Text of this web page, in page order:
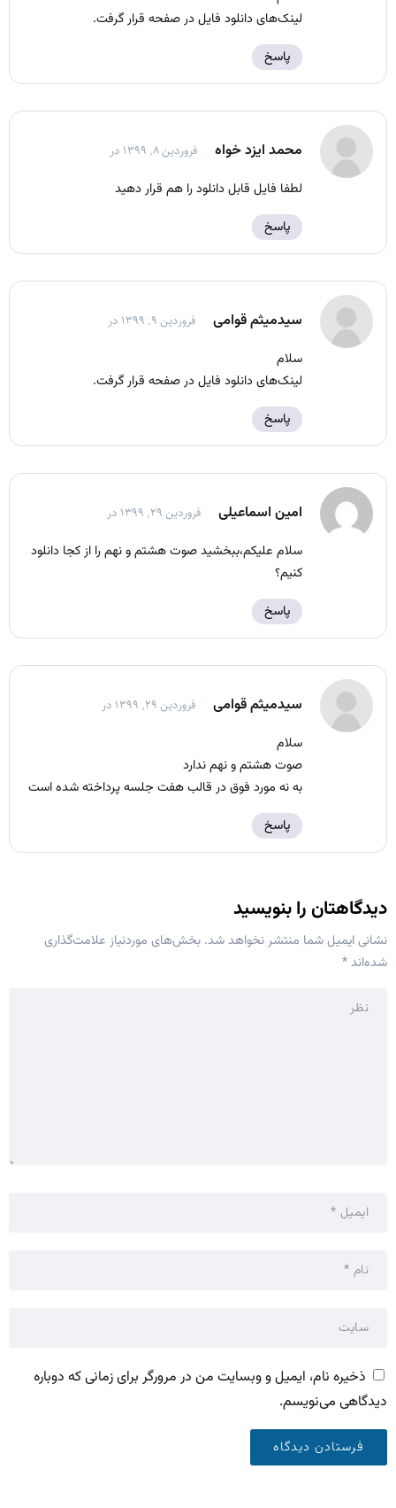
لینک‌های دانلود فایل در صفحه قرار گرفت.
پاسخ
محمد ایزد خواه
فروردین ۸, ۱۳۹۹ در
لطفا فایل قابل دانلود را هم قرار دهید
پاسخ
سیدمیثم قوامی
فروردین ۹, ۱۳۹۹ در
سلام
لینک‌های دانلود فایل در صفحه قرار گرفت.
پاسخ
امین اسماعیلی
فروردین ۲۹, ۱۳۹۹ در
سلام علیکم،ببخشید صوت هشتم و نهم را از کجا دانلود
کنیم؟
پاسخ
سیدمیثم قوامی
فروردین ۲۹, ۱۳۹۹ در
سلام
صوت هشتم و نهم ندارد
به نه مورد فوق در قالب هفت جلسه پرداخته شده است
پاسخ
دیدگاهتان را بنویسید
نشانی ایمیل شما منتشر نخواهد شد. بخش‌های موردنیاز علامت‌گذاری
شده‌اند*
ذخیره نام، ایمیل و وبسایت من در مرورگر برای زمانی که دوباره
دیدگاهی می‌نویسم.